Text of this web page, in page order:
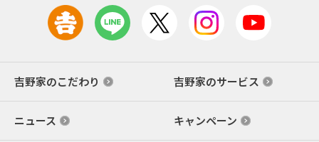
吉野家のこだわり 吉野家のサービス
ニュース キャンペーン